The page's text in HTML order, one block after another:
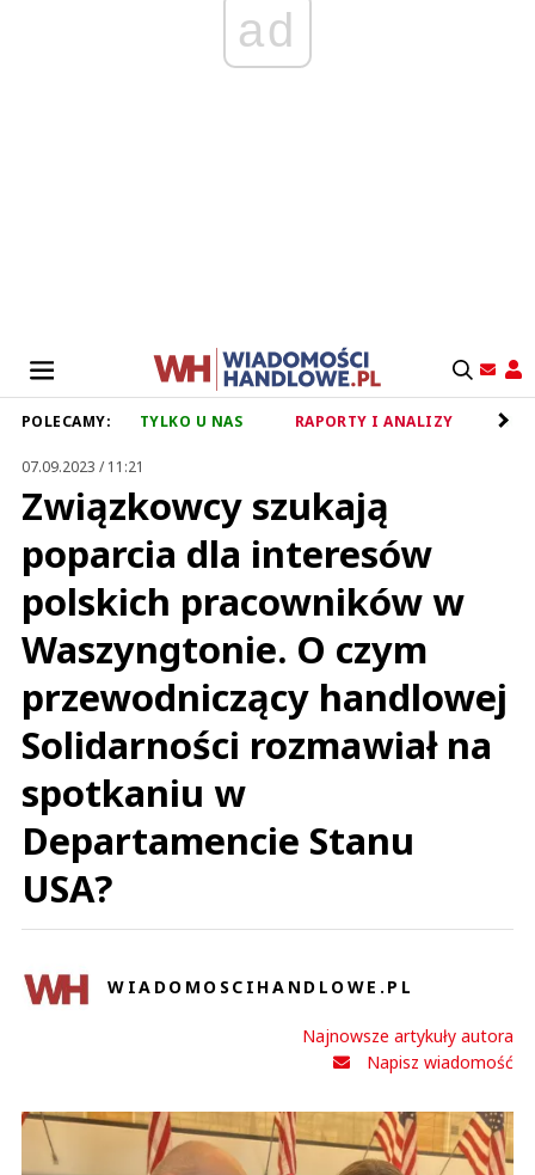
ad
POLECAMY: TYLKO U NAS RAPORTY I ANALIZY
07.09.2023 / 11:21
Związkowcy szukają
poparcia dla interesów
polskich pracowników w
Waszyngtonie. O czym
przewodniczący handlowej
Solidarności rozmawiał na
spotkaniu w
Departamencie Stanu
USA?
WIADOMOSCIHANDLOWE.PL
Najnowsze artykuły autora
Napisz wiadomość